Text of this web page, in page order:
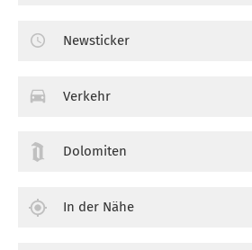
Newsticker
Verkehr
Dolomiten
In der Nähe